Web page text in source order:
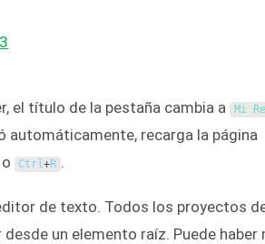
el título de la pestaña cambia a Mi
automáticamente, recarga la página
Ctrl+R .
de texto. Todos los proyectos
un elemento raíz. Puede haber